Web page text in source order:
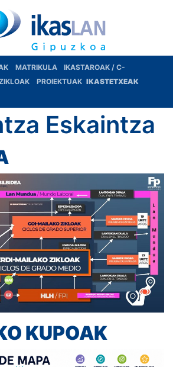
MATRIKULA
IKASTAROAK / C-
PROIEKTUAK IKASTETXEAK
Eskaintza
KUPOAK